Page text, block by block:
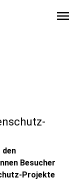
menu
den
Besucher
Projekte